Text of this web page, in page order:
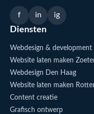
f in ig
Diensten
Webdesign & development
Website laten maken
Webdesign Den Haag
Website laten maken
Content creatie
Grafisch ontwerp